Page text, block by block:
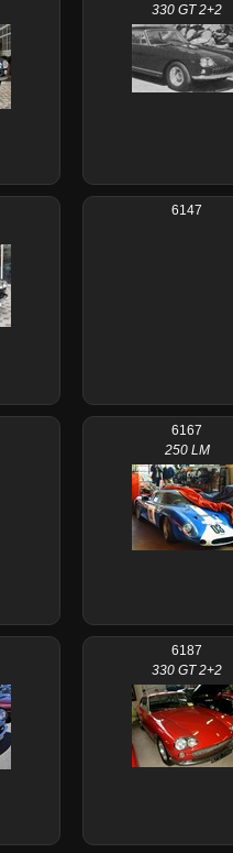
330 GT 2+2
6147
6167
250 LM
6187
330 GT 2+2